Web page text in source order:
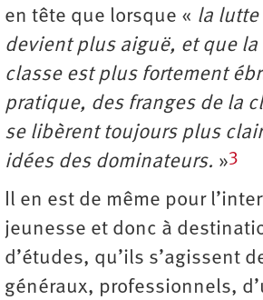
en tête que lorsque « la lutte
devient plus aiguë, et que
classe est plus fortement
pratique, des franges de la
se libèrent toujours plus
idées des dominateurs. »3
Il en est de même pour
jeunesse et donc à
d’études, qu’ils s’agissent
généraux, professionnels,